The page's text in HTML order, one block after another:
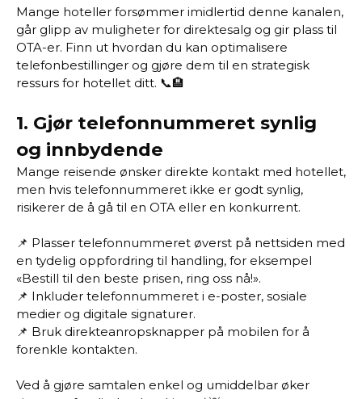
Mange hoteller forsømmer imidlertid denne kanalen,
går glipp av muligheter for direktesalg og gir plass til
OTA-er. Finn ut hvordan du kan optimalisere
telefonbestillinger og gjøre dem til en strategisk
ressurs for hotellet ditt. 📞🏨
1. Gjør telefonnummeret synlig
og innbydende
Mange reisende ønsker direkte kontakt med hotellet,
men hvis telefonnummeret ikke er godt synlig,
risikerer de å gå til en OTA eller en konkurrent.
📌 Plasser telefonnummeret øverst på nettsiden med
en tydelig oppfordring til handling, for eksempel
«Bestill til den beste prisen, ring oss nå!».
📌 Inkluder telefonnummeret i e-poster, sosiale
medier og digitale signaturer.
📌 Bruk direkteanropsknapper på mobilen for å
forenkle kontakten.
Ved å gjøre samtalen enkel og umiddelbar øker